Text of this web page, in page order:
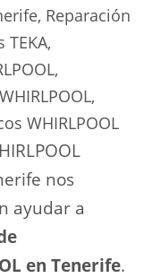
Reparación
WHIRLPOOL
nos
ayudar a
en Tenerife.